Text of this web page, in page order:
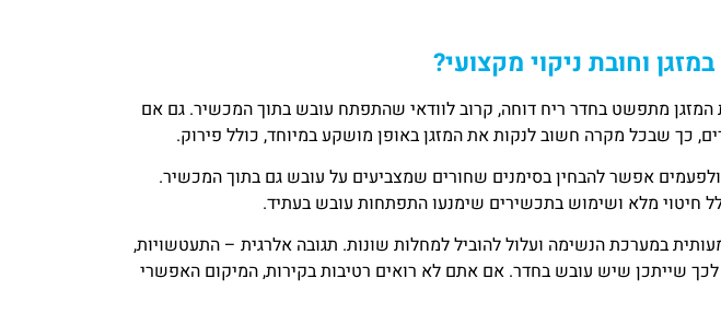
וחובת ניקוי מקצועי?
מתפשט בחדר ריח דוחה, קרוב לוודאי שהתפתח עובש בתוך המכשיר. גם אם
כך שבכל מקרה חשוב לנקות את המזגן באופן מושקע במיוחד, כולל פירוק.
אפשר להבחין בסימנים שחורים שמצביעים על עובש גם בתוך המכשיר.
חיטוי מלא ושימוש בתכשירים שימנעו התפתחות עובש בעתיד.
במערכת הנשימה ועלול להוביל למחלות שונות. תגובה אלרגית – התעטשויות,
שייתכן שיש עובש בחדר. אם אתם לא רואים רטיבות בקירות, המיקום האפשרי